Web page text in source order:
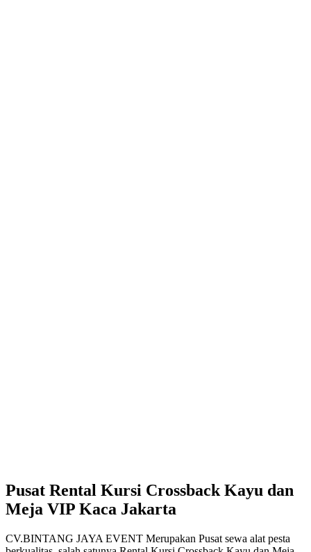
Pusat Rental Kursi Crossback Kayu dan
Meja VIP Kaca Jakarta
CV.BINTANG JAYA EVENT Merupakan Pusat sewa alat pesta